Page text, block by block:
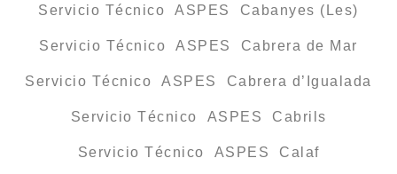
Servicio Técnico ASPES Cabanyes (Les)
Servicio Técnico ASPES Cabrera de Mar
Servicio Técnico ASPES Cabrera d’Igualada
Servicio Técnico ASPES Cabrils
Servicio Técnico ASPES Calaf